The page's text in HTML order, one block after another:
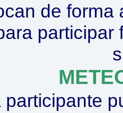
de forma
participar
participante